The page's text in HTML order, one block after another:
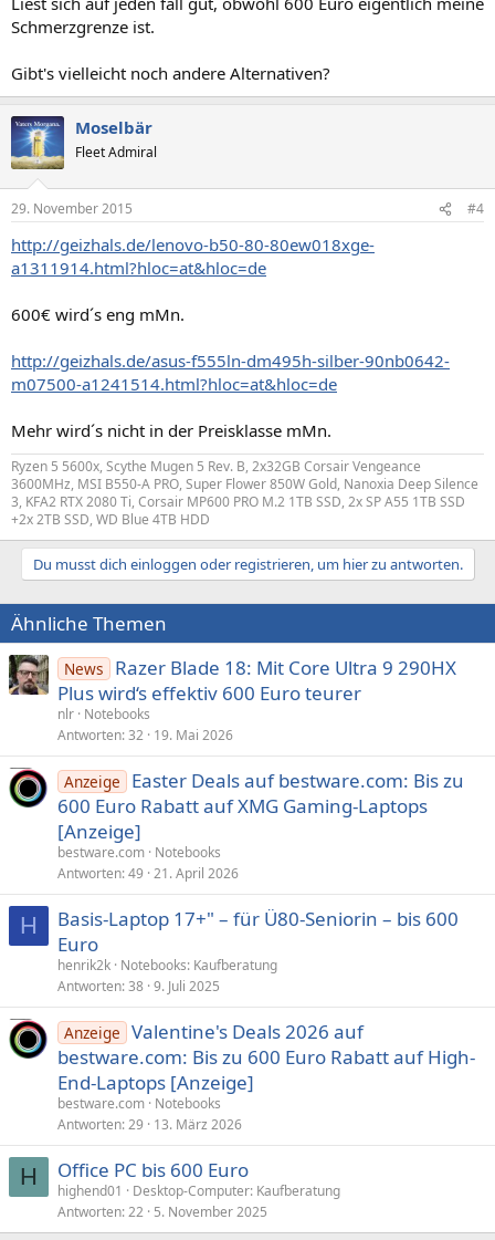
Schmerzgrenze ist.
Gibt's vielleicht noch andere Alternativen?
Moselbär
Fleet Admiral
29. November 2015 #4
http://geizhals.de/lenovo-b50-80-80ew018xge-
a1311914.html?hloc=at&hloc=de
600€ wird´s eng mMn.
http://geizhals.de/asus-f555ln-dm495h-silber-90nb0642-
m07500-a1241514.html?hloc=at&hloc=de
Mehr wird´s nicht in der Preisklasse mMn.
Ryzen 5 5600x, Scythe Mugen 5 Rev. B, 2x32GB Corsair Vengeance
3600MHz, MSI B550-A PRO, Super Flower 850W Gold, Nanoxia Deep Silence
3, KFA2 RTX 2080 Ti, Corsair MP600 PRO M.2 1TB SSD, 2x SP A55 1TB SSD
+2x 2TB SSD, WD Blue 4TB HDD
Du musst dich einloggen oder registrieren, um hier zu antworten.
Ähnliche Themen
News
Razer Blade 18: Mit Core Ultra 9 290HX
Plus wird‘s effektiv 600 Euro teurer
nlr Notebooks
Antworten 32 19. Mai 2026
Anzeige
Easter Deals auf bestware.com: Bis zu
600 Euro Rabatt auf XMG Gaming-Laptops
[Anzeige]
bestware.com Notebooks
Antworten 49 21. April 2026
H
Basis-Laptop 17+" – für Ü80-Seniorin – bis 600
Euro
henrik2k Notebooks: Kaufberatung
Antworten 38 9. Juli 2025
Anzeige Valentine's Deals 2026 auf
bestware.com: Bis zu 600 Euro Rabatt auf High-
End-Laptops [Anzeige]
bestware.com Notebooks
Antworten 29 13. März 2026
H Office PC bis 600 Euro
highend01
Desktop-Computer: Kaufberatung
Antworten 22 5. November 2025